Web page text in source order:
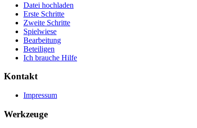
Datei hochladen
Erste Schritte
Zweite Schritte
Spielwiese
Bearbeitung
Beteiligen
Ich brauche Hilfe
Kontakt
Impressum
Werkzeuge